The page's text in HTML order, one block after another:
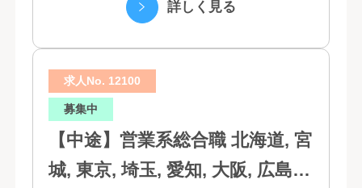
口, 鳥取, 島根, 香川, 愛媛, 徳島,
分, 宮崎, 佐賀, 沖縄
詳しく見る
求人No. 12100
募集中
【中途】営業系総合職 北海道, 宮
城, 東京, 埼玉, 愛知, 大阪, 広島,